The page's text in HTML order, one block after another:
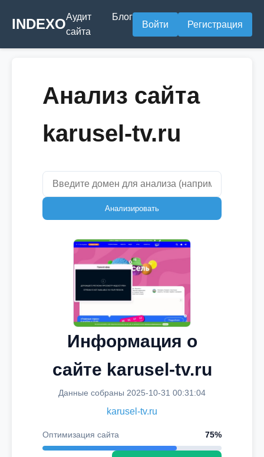
INDEXOАудит
сайта
Блог
Войти Регистрация
Анализ сайта
karusel-tv.ru
Анализировать
Информация о
сайте karusel-tv.ru
Данные собраны 2025-10-31 00:31:04
karusel-tv.ru
Оптимизация сайта 75%